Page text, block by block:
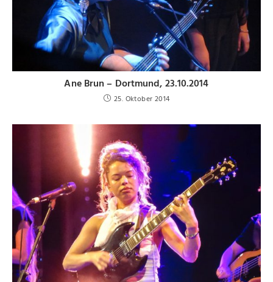
Ane Brun – Dortmund, 23.10.2014
25. Oktober 2014